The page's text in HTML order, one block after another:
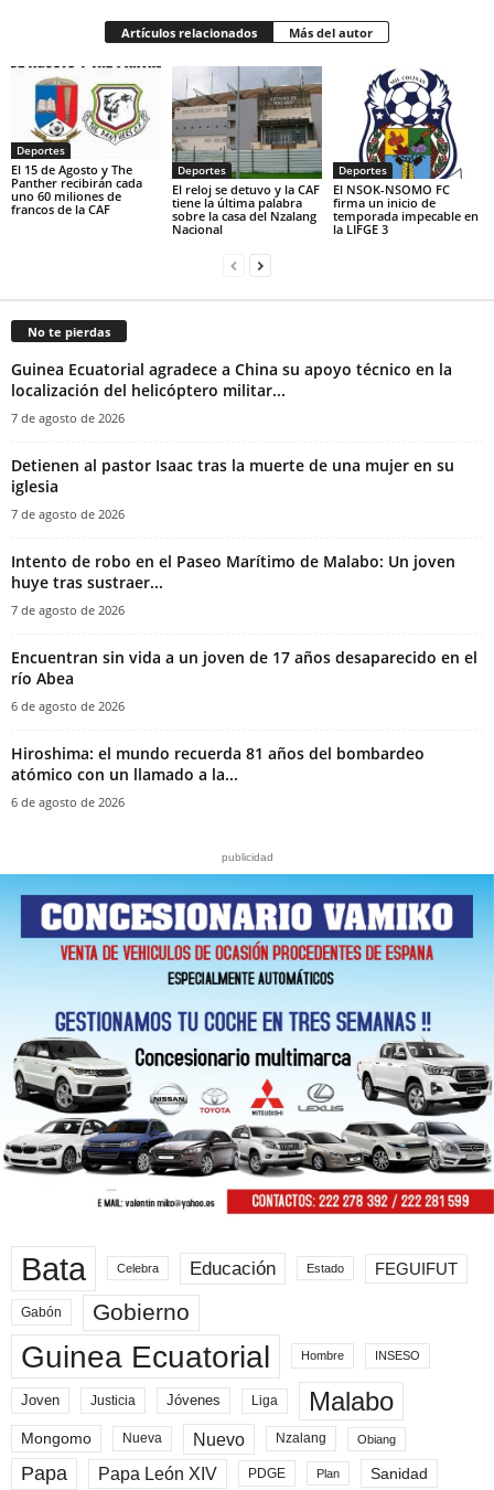
Artículos relacionados Más del autor
Deportes
El 15 de Agosto y The
Panther recibirán cada
uno 60 miliones de
francos de la CAF
Deportes
El reloj se detuvo y la CAF
tiene la última palabra
sobre la casa del Nzalang
Nacional
Deportes
El NSOK-NSOMO FC
firma un inicio de
temporada impecable en
la LIFGE 3
No te pierdas
Guinea Ecuatorial agradece a China su apoyo técnico en la
localización del helicóptero militar...
7 de agosto de 2026
‎Detienen al pastor Isaac tras la muerte de una mujer en su
iglesia‎
7 de agosto de 2026
Intento de robo en el Paseo Marítimo de Malabo: Un joven
huye tras sustraer...
7 de agosto de 2026
Encuentran sin vida a un joven de 17 años desaparecido en el
río Abea
6 de agosto de 2026
Hiroshima: el mundo recuerda 81 años del bombardeo
atómico con un llamado a la...
6 de agosto de 2026
publicidad
Bata Celebra Educación Estado FEGUIFUT
Gabón Gobierno
Guinea Ecuatorial Hombre INSESO
Joven Justicia Jóvenes Liga Malabo
Mongomo Nueva Nuevo Nzalang Obiang
Papa Papa León XIV PDGE Plan Sanidad